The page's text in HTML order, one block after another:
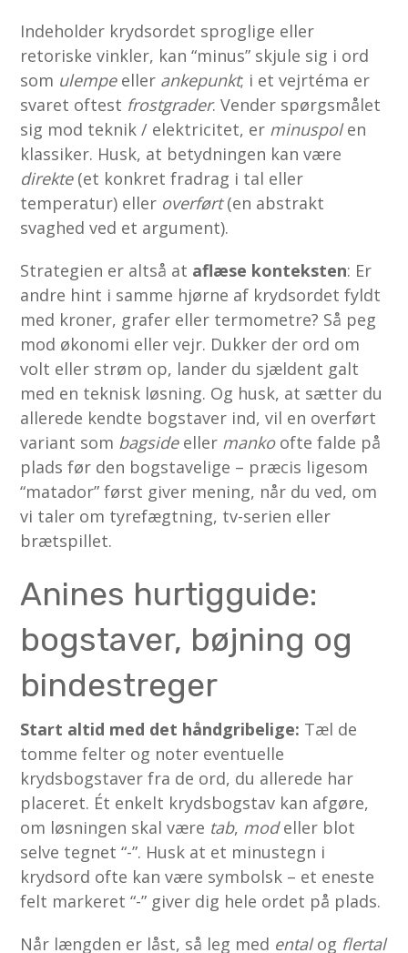
Indeholder krydsordet sproglige eller
retoriske vinkler, kan “minus” skjule sig i ord
som ulempeeller ankepunkt; i et vejrtéma er
svaret oftest frostgrader. Vender spørgsmålet
sig mod teknik / elektricitet, er minuspolen
klassiker. Husk, at betydningen kan være
direkte(et konkret fradrag i tal eller
temperatur) eller overført(en abstrakt
svaghed ved et argument).
Strategien er altså at aflæse konteksten: Er
andre hint i samme hjørne af krydsordet fyldt
med kroner, grafer eller termometre? Så peg
mod økonomi eller vejr. Dukker der ord om
volt eller strøm op, lander du sjældent galt
med en teknisk løsning. Og husk, at sætter du
allerede kendte bogstaver ind, vil en overført
variant som bagsideeller mankoofte falde på
plads før den bogstavelige – præcis ligesom
“matador” først giver mening, når du ved, om
vi taler om tyrefægtning, tv-serien eller
brætspillet.
Anines hurtigguide:
bogstaver, bøjning og
bindestreger
Start altid med det håndgribelige: Tæl de
tomme felter og noter eventuelle
krydsbogstaver fra de ord, du allerede har
placeret. Ét enkelt krydsbogstav kan afgøre,
om løsningen skal være tab, modeller blot
selve tegnet “-”. Husk at et minustegn i
krydsord ofte kan være symbolsk – et eneste
felt markeret “-” giver dig hele ordet på plads.
Når længden er låst, så leg med entalog flertal